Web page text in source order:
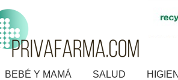
BEBÉ Y MAMÁ SALUD